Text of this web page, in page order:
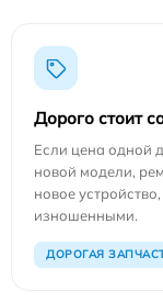
Дорого стоит
Если цена одной
новой модели,
новое
изношенными.
ДОРОГАЯ